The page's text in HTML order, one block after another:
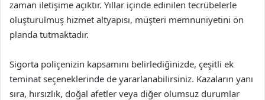
zaman iletişime açıktır. Yıllar içinde edinilen tecrübelerle
oluşturulmuş hizmet altyapısı, müşteri memnuniyetini ön
planda tutmaktadır.
Sigorta poliçenizin kapsamını belirlediğinizde, çeşitli ek
teminat seçeneklerinde de yararlanabilirsiniz. Kazaların yanı
sıra, hırsızlık, doğal afetler veya diğer olumsuz durumlar